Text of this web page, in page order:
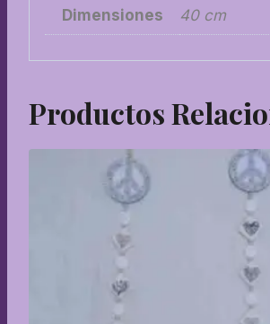
Dimensiones 40 cm
Productos